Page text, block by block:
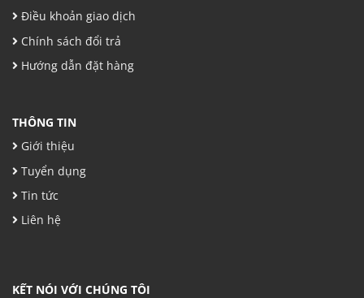
Điều khoản giao dịch
Chính sách đổi trả
Hướng dẫn đặt hàng
THÔNG TIN
Giới thiệu
Tuyển dụng
Tin tức
Liên hệ
KẾT NÓI VỚI CHÚNG TÔI